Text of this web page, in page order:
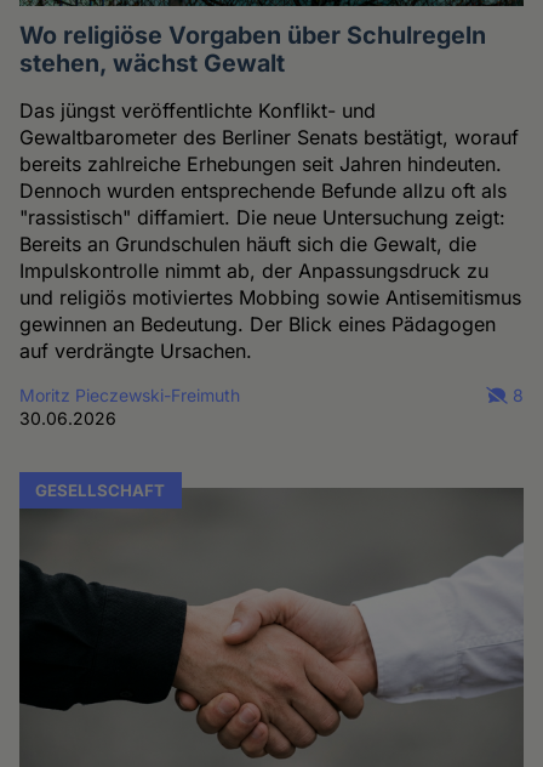
Wo religiöse Vorgaben über Schulregeln
stehen, wächst Gewalt
Das jüngst veröffentlichte Konflikt- und
Gewaltbarometer des Berliner Senats bestätigt, worauf
bereits zahlreiche Erhebungen seit Jahren hindeuten.
Dennoch wurden entsprechende Befunde allzu oft als
"rassistisch" diffamiert. Die neue Untersuchung zeigt:
Bereits an Grundschulen häuft sich die Gewalt, die
Impulskontrolle nimmt ab, der Anpassungsdruck zu
und religiös motiviertes Mobbing sowie Antisemitismus
gewinnen an Bedeutung. Der Blick eines Pädagogen
auf verdrängte Ursachen.
Moritz Pieczewski-Freimuth
30.06.2026
8
GESELLSCHAFT